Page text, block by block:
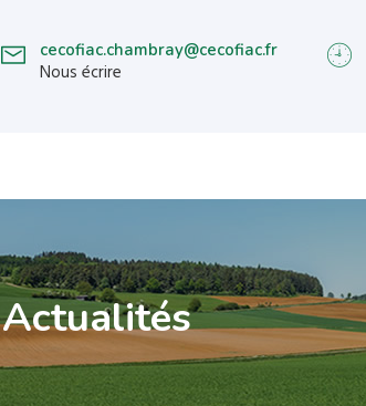
cecofiac.chambray@cecofiac.fr
Nous écrire
Actualités